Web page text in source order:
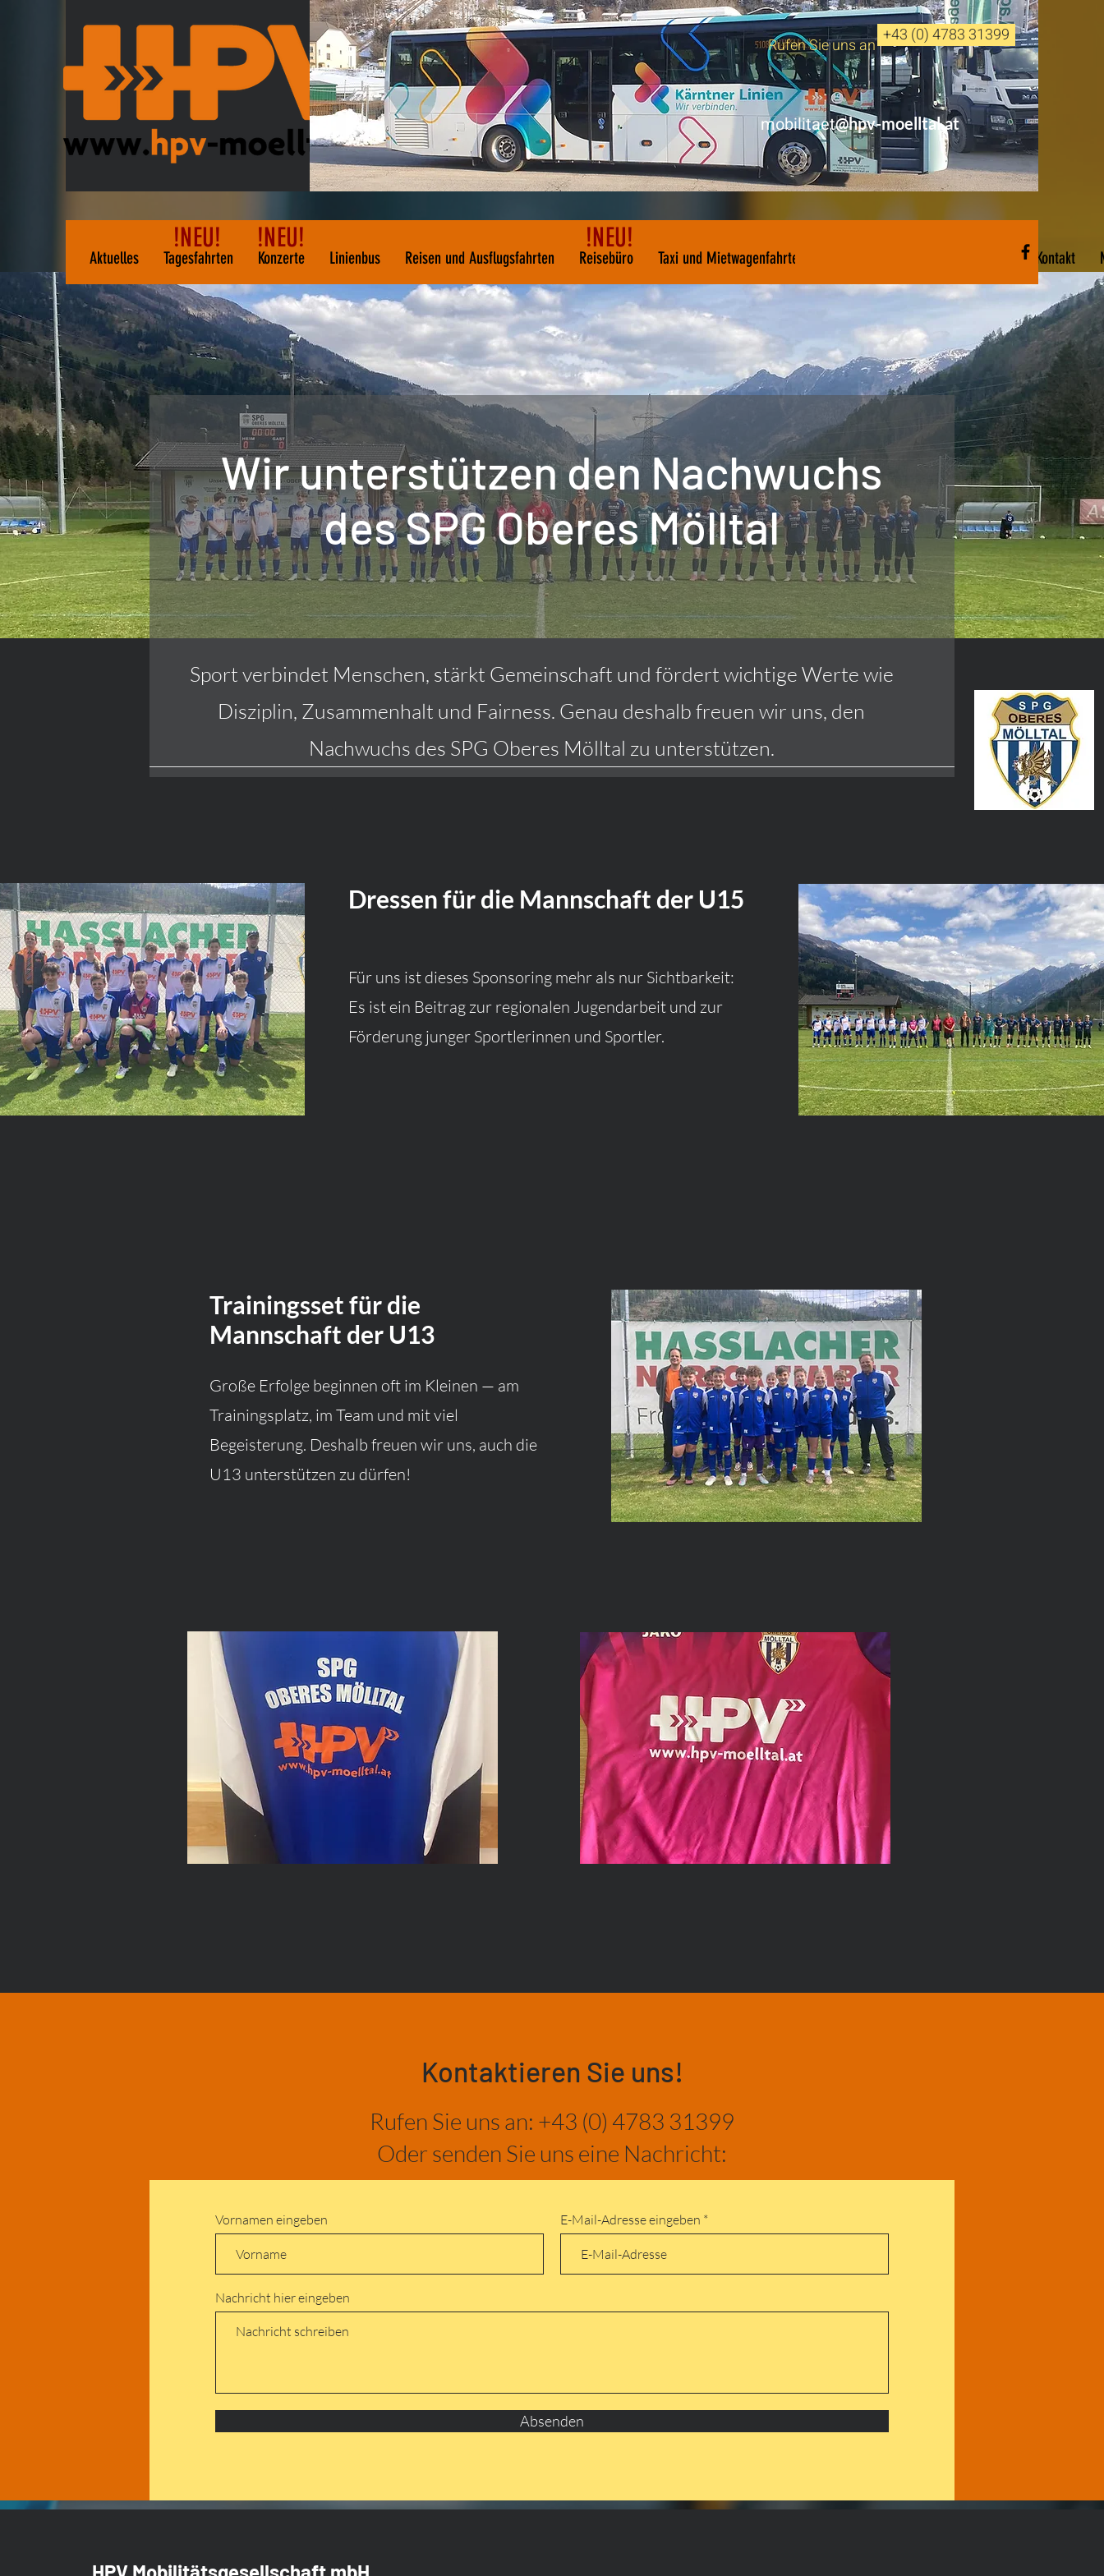
Rufen Sie uns an +43 (0) 4783 31399
mobilitaet@hpv-moelltal.at
Aktuelles Tagesfahrten Konzerte Linienbus Reisen und Ausflugsfahrten Reisebüro Taxi und Mietwagenfahrten Kontakt
!NEU! !NEU!
!NEU!
Wir unterstützen den Nachwuchs
des SPG Oberes Mölltal
Sport verbindet Menschen, stärkt Gemeinschaft und fördert wichtige Werte wie
Disziplin, Zusammenhalt und Fairness. Genau deshalb freuen wir uns, den
Nachwuchs des SPG Oberes Mölltal zu unterstützen.
Dressen für die Mannschaft der U15
Für uns ist dieses Sponsoring mehr als nur Sichtbarkeit:
Es ist ein Beitrag zur regionalen Jugendarbeit und zur
Förderung junger Sportlerinnen und Sportler.
Trainingsset für die
Mannschaft der U13
Große Erfolge beginnen oft im Kleinen — am
Trainingsplatz, im Team und mit viel
Begeisterung. Deshalb freuen wir uns, auch die
U13 unterstützen zu dürfen!
Kontaktieren Sie uns!
Rufen Sie uns an: +43 (0) 4783 31399
Oder senden Sie uns eine Nachricht:
Vornamen eingeben E-Mail-Adresse eingeben
Nachricht hier eingeben
Absenden